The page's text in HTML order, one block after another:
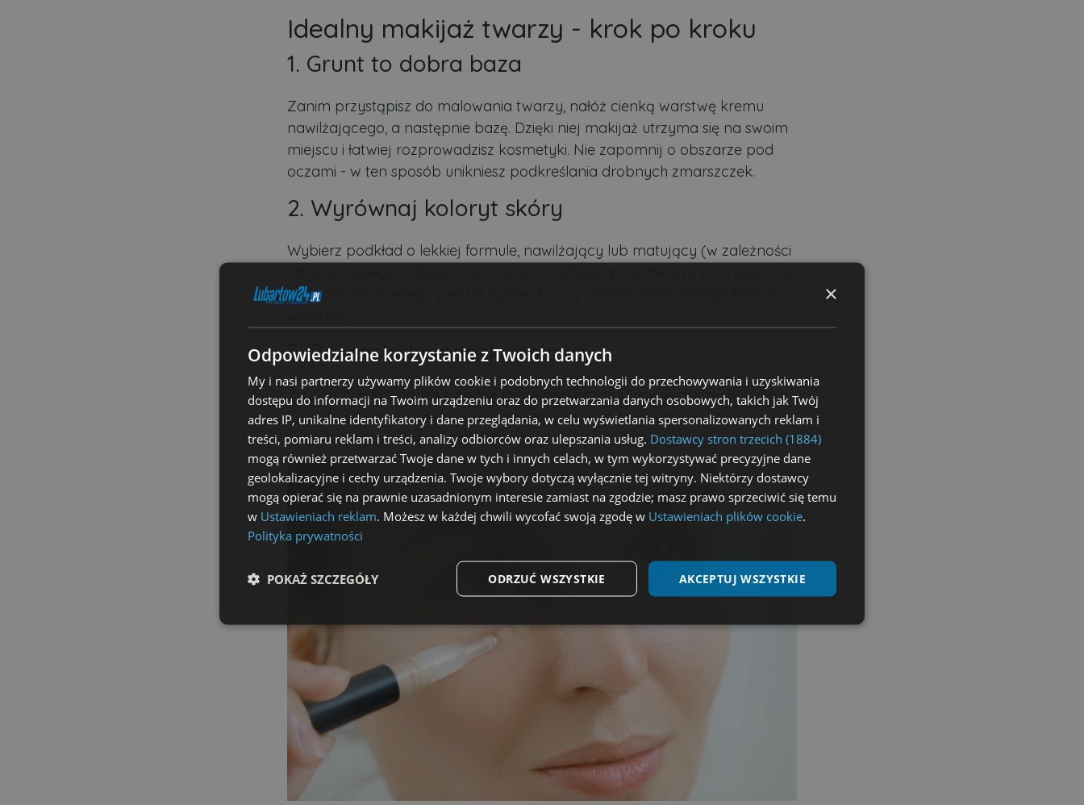
Idealny makijaż twarzy - krok po kroku
1. Grunt to dobra baza
Zanim przystąpisz do malowania twarzy, nałóż cienką warstwę kremu
nawilżającego, a następnie bazę. Dzięki niej makijaż utrzyma się na swoim
miejscu i łatwiej rozprowadzisz kosmetyki. Nie zapomnij o obszarze pod
oczami - w ten sposób unikniesz podkreślania drobnych zmarszczek.
2. Wyrównaj koloryt skóry
Wybierz podkład o lekkiej formule, nawilżający lub matujący (w zależności
gąbeczki lub ściętego pędzla. Sprawdź, czy potrzebujesz dołożyć kolejną
3. Zamaskuj niedoskonałości
Za pomocą korektora zamaluj cienie pod oczami, krostki, zaczerwienienia.
Produkt wklep gąbeczką lub pędzlem. Pamiętaj, że kosmetyk powinien być
w tym samym odcieniu co podkład.
×
Odpowiedzialne korzystanie z Twoich danych
My i nasi partnerzy używamy plików cookie i podobnych technologii do przechowywania i uzyskiwania
dostępu do informacji na Twoim urządzeniu oraz do przetwarzania danych osobowych, takich jak Twój
adres IP, unikalne identyfikatory i dane przeglądania, w celu wyświetlania spersonalizowanych reklam i
treści, pomiaru reklam i treści, analizy odbiorców oraz ulepszania usług. Dostawcy stron trzecich (1884)
mogą również przetwarzać Twoje dane w tych i innych celach, w tym wykorzystywać precyzyjne dane
geolokalizacyjne i cechy urządzenia. Twoje wybory dotyczą wyłącznie tej witryny. Niektórzy dostawcy
mogą opierać się na prawnie uzasadnionym interesie zamiast na zgodzie; masz prawo sprzeciwić się temu
w Ustawieniach reklam. Możesz w każdej chwili wycofać swoją zgodę w Ustawieniach plików cookie.
Polityka prywatności
AKCEPTUJ WSZYSTKIE
ODRZUĆ WSZYSTKIE
POKAŻ SZCZEGÓŁY
Niezbędne Wydajność Targetowanie Funkcjonalność Niesklasyfikowane
Funkcjonalność Niesklasyfikowane
Niezbędne pliki cookie umożliwiają korzystanie z podstawowych funkcji strony internetowej, takich jak logowanie użytkownika i
zarządzanie kontem. Bez niezbędnych plików cookie nie można prawidłowo korzystać ze strony internetowej.